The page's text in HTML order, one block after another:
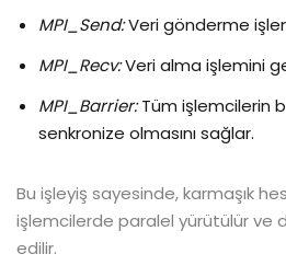
MPI_Send:Veri gönderme
MPI_Recv:Veri alma işlemini
MPI_Barrier:Tüm işlemcilerin
senkronize olmasını sağlar.
Bu işleyiş sayesinde, karmaşık
işlemcilerde paralel yürütülür ve
edilir.